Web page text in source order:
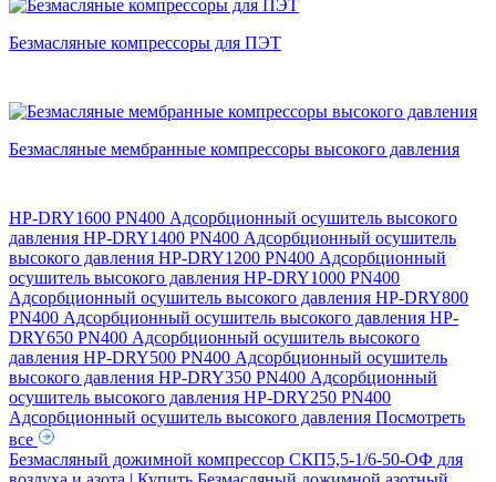
Безмасляные компрессоры для ПЭТ
Безмасляные мембранные компрессоры высокого давления
HP-DRY1600 PN400 Адсорбционный осушитель высокого
давления HP-DRY1400 PN400 Адсорбционный осушитель
высокого давления HP-DRY1200 PN400 Адсорбционный
осушитель высокого давления HP-DRY1000 PN400
Адсорбционный осушитель высокого давления HP-DRY800
PN400 Адсорбционный осушитель высокого давления HP-
DRY650 PN400 Адсорбционный осушитель высокого
давления HP-DRY500 PN400 Адсорбционный осушитель
высокого давления HP-DRY350 PN400 Адсорбционный
осушитель высокого давления HP-DRY250 PN400
Адсорбционный осушитель высокого давления Посмотреть
все
Безмасляный дожимной компрессор СКП5,5-1/6-50-ОФ для